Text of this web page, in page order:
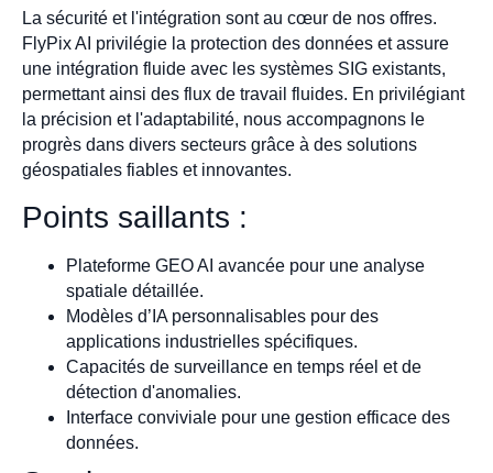
La sécurité et l'intégration sont au cœur de nos offres.
FlyPix AI privilégie la protection des données et assure
une intégration fluide avec les systèmes SIG existants,
permettant ainsi des flux de travail fluides. En privilégiant
la précision et l'adaptabilité, nous accompagnons le
progrès dans divers secteurs grâce à des solutions
géospatiales fiables et innovantes.
Points saillants :
Plateforme GEO AI avancée pour une analyse
spatiale détaillée.
Modèles d’IA personnalisables pour des
applications industrielles spécifiques.
Capacités de surveillance en temps réel et de
détection d'anomalies.
Interface conviviale pour une gestion efficace des
données.